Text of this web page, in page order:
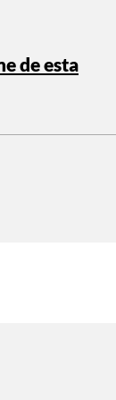
de esta